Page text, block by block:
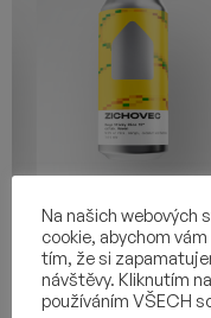
MANGO STICKY
NEIPA
4,80€
Na našich webových
cookie, abychom
tím, že si
návštěvy. Kliknutím
používáním VŠECH